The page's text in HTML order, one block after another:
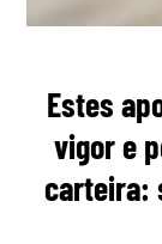
Estes
vigor e
carteira: